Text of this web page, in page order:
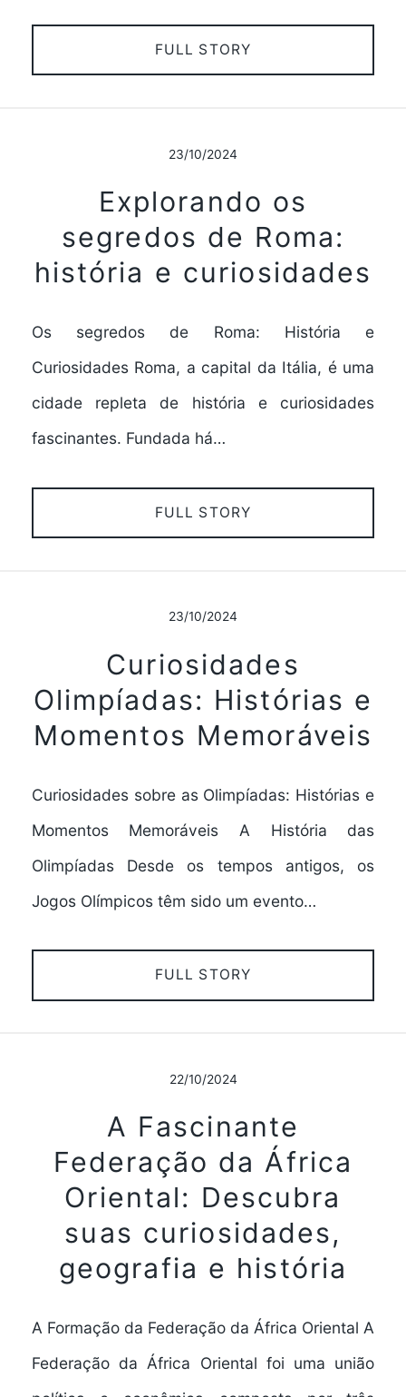
FULL STORY
23/10/2024
Explorando os
segredos de Roma:
história e curiosidades
Os segredos de Roma: História e
Curiosidades Roma, a capital da Itália, é uma
cidade repleta de história e curiosidades
fascinantes. Fundada há…
FULL STORY
23/10/2024
Curiosidades
Olimpíadas: Histórias e
Momentos Memoráveis
Curiosidades sobre as Olimpíadas: Histórias e
Momentos Memoráveis A História das
Olimpíadas Desde os tempos antigos, os
Jogos Olímpicos têm sido um evento…
FULL STORY
22/10/2024
A Fascinante
Federação da África
Oriental: Descubra
suas curiosidades,
geografia e história
A Formação da Federação da África Oriental A
Federação da África Oriental foi uma união